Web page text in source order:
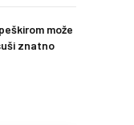
može
znatno